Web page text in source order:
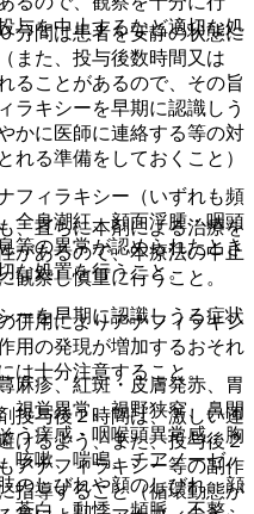
分間は患者を安静の状態に
また、投与後数時間又は
ることがあるので、その旨
ラキシーを早期に認識しう
かに医師に連絡する等の対
れる準備をしておくこと）
直ちに本剤による治療を
があるので、本療法の中止
観察し慎重に行うこと。
併用によりアナフィラキシ
用の発現が増加するおそれ
は十分注意すること。
与後２時間は、激しい運
けるよう、また、投与後２
アナフィラキシー等の副作
指導すること（循環動態が
与を中止するなど適切な処
フィラキシー（いずれも頻
全身潮紅、顔面浮腫・咽頭
等の異常が認められたとき
な処置を行うこと。
ーを早期に認識しうる症状
麻疹、紅斑・皮膚発赤、胃
視覚異常、視野狭窄、鼻閉
う痒感・咽喉頭異常感、胸
咳嗽、喘鳴、チアノーゼ、
のしびれや顔のしびれ、顔